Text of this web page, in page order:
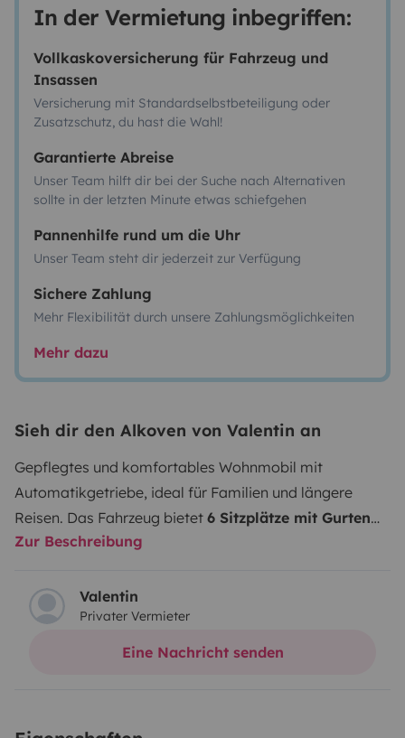
In der Vermietung inbegriffen:
Vollkaskoversicherung für Fahrzeug und
Insassen
Versicherung mit Standardselbstbeteiligung oder
Zusatzschutz, du hast die Wahl!
Garantierte Abreise
Unser Team hilft dir bei der Suche nach Alternativen
sollte in der letzten Minute etwas schiefgehen
Pannenhilfe rund um die Uhr
Unser Team steht dir jederzeit zur Verfügung
Sichere Zahlung
Mehr Flexibilität durch unsere Zahlungsmöglichkeiten
Mehr dazu
Sieh dir den Alkoven von Valentin an
Gepflegtes und komfortables Wohnmobil mit
Automatikgetriebe, ideal für Familien und längere
Reisen. Das Fahrzeug bietet 6 Sitzplätze mit Gurten
und eine praktische Ausstattung für entspanntes
Kühlschrank mit Gefrierfach und ausziehbarem
Flaschenfach, die120 Ah LiFePO4 Aufbaubatterie
Stromkabel, Adapter und Wasserschlauch. Der
Zur Beschreibung
Valentin
Privater Vermieter
Eine Nachricht senden